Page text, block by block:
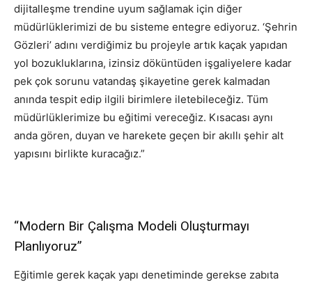
dijitalleşme trendine uyum sağlamak için diğer
müdürlüklerimizi de bu sisteme entegre ediyoruz. ‘Şehrin
Gözleri’ adını verdiğimiz bu projeyle artık kaçak yapıdan
yol bozukluklarına, izinsiz döküntüden işgaliyelere kadar
pek çok sorunu vatandaş şikayetine gerek kalmadan
anında tespit edip ilgili birimlere iletebileceğiz. Tüm
müdürlüklerimize bu eğitimi vereceğiz. Kısacası aynı
anda gören, duyan ve harekete geçen bir akıllı şehir alt
yapısını birlikte kuracağız.”
“Modern Bir Çalışma Modeli Oluşturmayı
Planlıyoruz”
Eğitimle gerek kaçak yapı denetiminde gerekse zabıta